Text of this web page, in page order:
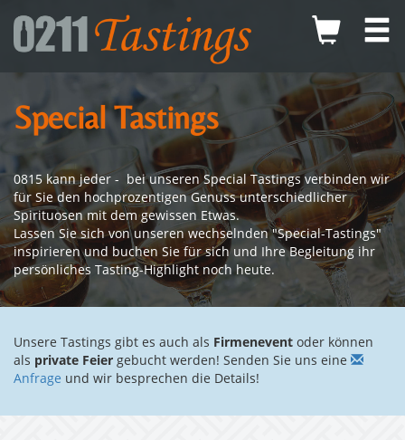
Special Tastings
0815 kann jeder - bei unseren Special Tastings verbinden wir
für Sie den hochprozentigen Genuss unterschiedlicher
Spirituosen mit dem gewissen Etwas.
Lassen Sie sich von unseren wechselnden "Special-Tastings"
inspirieren und buchen Sie für sich und Ihre Begleitung ihr
persönliches Tasting-Highlight noch heute.
Unsere Tastings gibt es auch als Firmenevent oder können
als private Feier gebucht werden! Senden Sie uns eine
Anfrage und wir besprechen die Details!